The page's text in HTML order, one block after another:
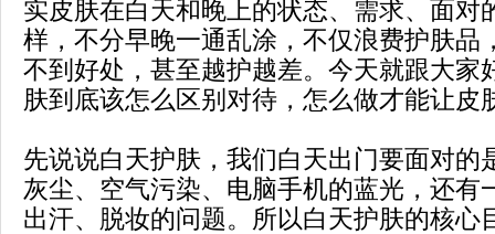
实皮肤在白天和晚上的状态、需求、面对
样，不分早晚一通乱涂，不仅浪费护肤品
不到好处，甚至越护越差。今天就跟大家
肤到底该怎么区别对待，怎么做才能让皮
先说说白天护肤，我们白天出门要面对的
灰尘、空气污染、电脑手机的蓝光，还有
出汗、脱妆的问题。所以白天护肤的核心